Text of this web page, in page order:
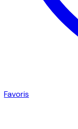
Favoris